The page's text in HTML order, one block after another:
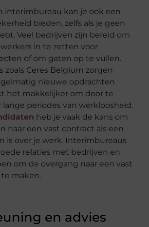
interimbureau kan je ook een
bieden, zelfs als je geen
Veel bedrijven zijn bereid om
in te zetten voor
of om gaten op te vullen.
zoals Ceres Belgium zorgen
nieuwe opdrachten
het makkelijker om door te
periodes van werkloosheid.
heb je vaak de kans om
naar een vast contract als een
is over je werk. Interimbureaus
relaties met bedrijven en
om de overgang naar een vast
maken.
en advies